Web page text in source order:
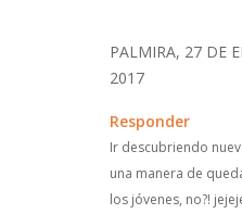
PALMIRA, 27 DE
2017
Responder
Ir descubriendo
una manera de
los jóvenes, no?!